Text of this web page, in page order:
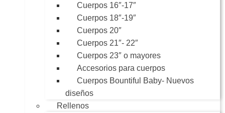
Cuerpos 16″-17″
Cuerpos 18″-19″
Cuerpos 20″
Cuerpos 21″- 22″
Cuerpos 23″ o mayores
Accesorios para cuerpos
Cuerpos Bountiful Baby- Nuevos
diseños
Rellenos